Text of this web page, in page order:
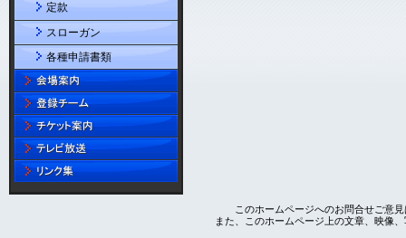
定款
スローガン
各種申請書類
このホームページへのお問合せご意
また、このホームページ上の文章、映像